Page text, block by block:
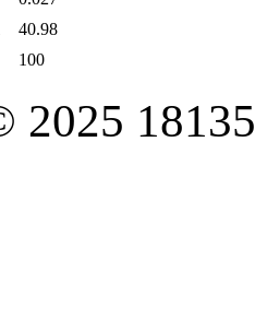
40.98
100